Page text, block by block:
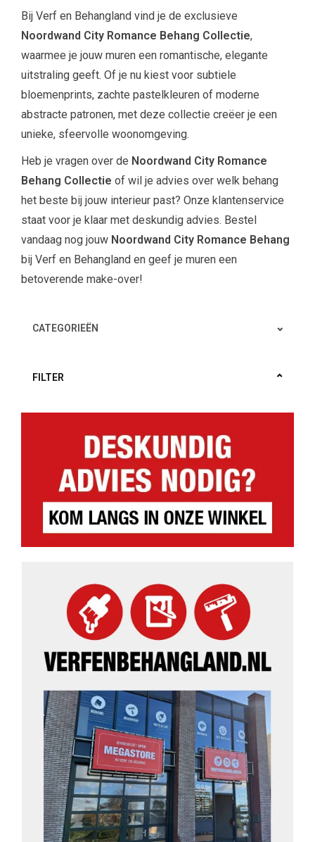
Bij Verf en Behangland vind je de exclusieve
Noordwand City Romance Behang Collectie,
waarmee je jouw muren een romantische, elegante
uitstraling geeft. Of je nu kiest voor subtiele
bloemenprints, zachte pastelkleuren of moderne
abstracte patronen, met deze collectie creëer je een
unieke, sfeervolle woonomgeving.
Heb je vragen over de Noordwand City Romance
Behang Collectie of wil je advies over welk behang
het beste bij jouw interieur past? Onze klantenservice
staat voor je klaar met deskundig advies. Bestel
vandaag nog jouw Noordwand City Romance Behang
bij Verf en Behangland en geef je muren een
betoverende make-over!
CATEGORIEËN
FILTER